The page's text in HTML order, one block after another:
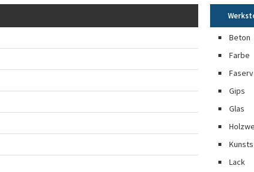
Beton
Farbe
Gips
Glas
Lack